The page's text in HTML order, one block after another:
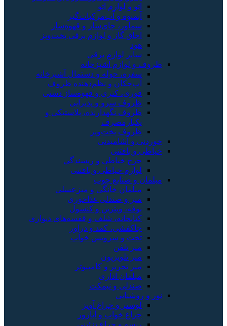
اتو و لوازم اتو
آبمیوه و آب‌مرکبات‌گیر
سماور، چای‌ساز و قهوه‌ساز
اجاق گاز و لوازم برقی پخت‌وپز
هود
سایر لوازم برقی
ظروف و لوازم آشپزخانه
سفره، حوله و دستمال آشپزخانه
آب‌چکان و نظم‌دهنده ظروف
قوری، کتری و قهوه‌ساز دستی
ظروف سرو و پذیرایی
ظروف نگهدارنده، پلاستیکی و
یکبارمصرف
ظروف پخت‌وپز
خوردنی و آشامیدنی
خیاطی و بافتنی
چرخ خیاطی و ریسندگی
لوازم خیاطی و بافتنی
مبلمان و صنایع چوب
مبلمان خانگی و میزعسلی
میز و صندلی غذاخوری
بوفه، ویترین و کنسول
کتابخانه، شلف و قفسه‌های دیواری
جاکفشی، کمد و دراور
تخت و سرویس خواب
میز تلفن
میز تلویزیون
میز تحریر و کامپیوتر
مبلمان اداری
صندلی و نیمکت
نور و روشنایی
لوستر و چراغ آویز
چراغ خواب و آباژور